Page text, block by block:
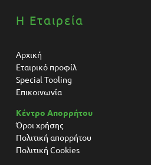
Η Εταιρεία
Αρχική
Εταιρικό προφίλ
Special Tooling
Επικοινωνία
Κέντρο Απορρήτου
Όροι χρήσης
Πολιτική απορρήτου
Πολιτική Cookies